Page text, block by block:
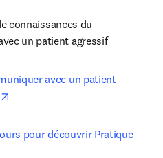
connaissances du
un patient agressif
avec un patient
pour découvrir Pratique